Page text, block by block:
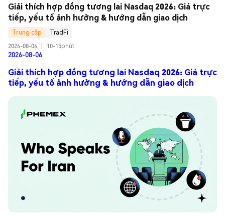
Giải thích hợp đồng tương lai Nasdaq 2026: Giá trực
tiếp, yếu tố ảnh hưởng & hướng dẫn giao dịch
Trung cấp
TradFi
2026-08-06
10-15phút
2026-08-06
Giải thích hợp đồng tương lai Nasdaq 2026: Giá trực
tiếp, yếu tố ảnh hưởng & hướng dẫn giao dịch